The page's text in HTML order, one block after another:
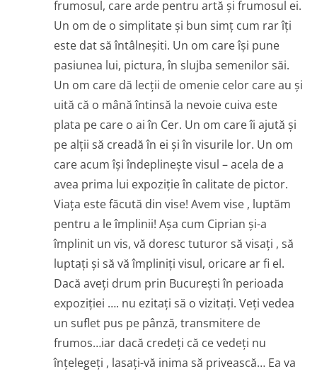
frumosul, care arde pentru artă și frumosul ei.
Un om de o simplitate și bun simț cum rar îți
este dat să întâlneșiti. Un om care își pune
pasiunea lui, pictura, în slujba semenilor săi.
Un om care dă lecții de omenie celor care au și
uită că o mână întinsă la nevoie cuiva este
plata pe care o ai în Cer. Un om care îi ajută și
pe alții să creadă în ei și în visurile lor. Un om
care acum își îndeplinește visul – acela de a
avea prima lui expoziție în calitate de pictor.
Viața este făcută din vise! Avem vise , luptăm
pentru a le împlinii! Așa cum Ciprian și-a
împlinit un vis, vă doresc tuturor să visați , să
luptați și să vă împliniți visul, oricare ar fi el.
Dacă aveți drum prin București în perioada
expoziției …. nu ezitați să o vizitați. Veți vedea
un suflet pus pe pânză, transmitere de
frumos…iar dacă credeți că ce vedeți nu
înțelegeți , lasați-vă inima să privească… Ea va